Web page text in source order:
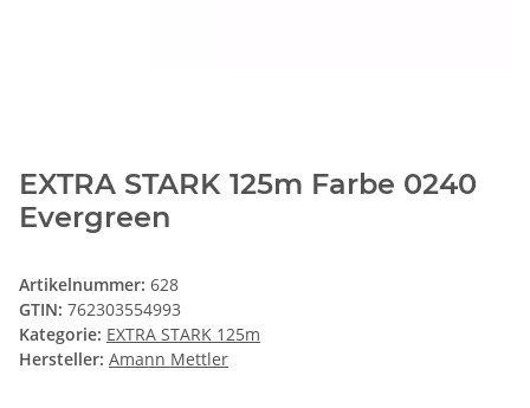
EXTRA STARK 125m Farbe 0240
Evergreen
Artikelnummer: 628
GTIN: 762303554993
Kategorie: EXTRA STARK 125m
Hersteller: Amann Mettler